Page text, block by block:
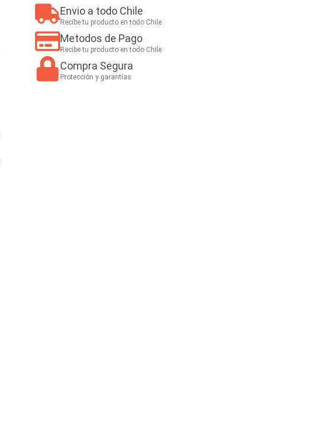
Envio a todo Chile
Recibe tu producto en todo Chile
Metodos de Pago
Recibe tu producto en todo Chile
Compra Segura
Protección y garantías